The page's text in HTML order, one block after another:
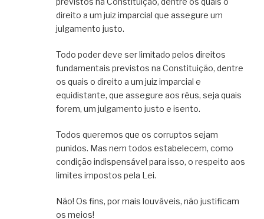
direito a um juiz imparcial que assegure um
julgamento justo.
Todo poder deve ser limitado pelos direitos
fundamentais previstos na Constituição, dentre
os quais o direito a um juiz imparcial e
equidistante, que assegure aos réus, seja quais
forem, um julgamento justo e isento.
Todos queremos que os corruptos sejam
punidos. Mas nem todos estabelecem, como
condição indispensável para isso, o respeito aos
limites impostos pela Lei.
Não! Os fins, por mais louváveis, não justificam
os meios!